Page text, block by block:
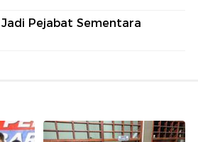
Pejabat Sementara